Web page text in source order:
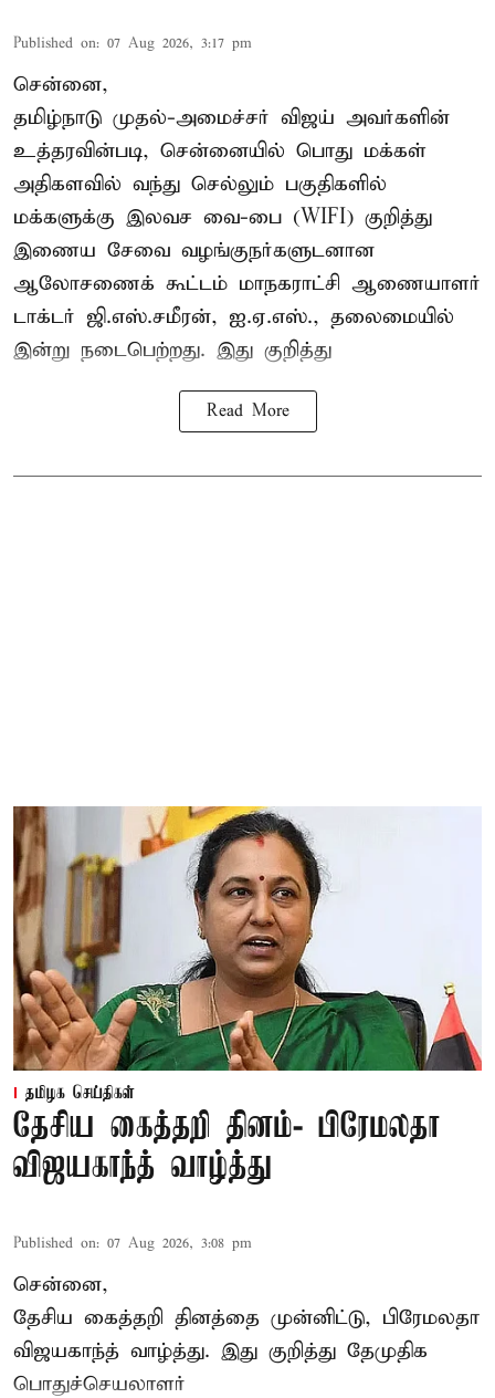
Published on: 07 Aug 2026, 3:17 pm
சென்னை,
தமிழ்நாடு முதல்-அமைச்சர் விஜய் அவர்களின்
உத்தரவின்படி, சென்னையில் பொது மக்கள்
அதிகளவில் வந்து செல்லும் பகுதிகளில்
மக்களுக்கு இலவச வை-பை (WIFI) குறித்து
இணைய சேவை வழங்குநர்களுடனான
ஆலோசணைக் கூட்டம் மாநகராட்சி ஆணையாளர்
டாக்டர் ஜி.எஸ்.சமீரன், ஐ.ஏ.எஸ்., தலைமையில்
இன்று நடைபெற்றது. இது குறித்து
Read More
தமிழக செய்திகள்
தேசிய கைத்தறி தினம்- பிரேமலதா
விஜயகாந்த் வாழ்த்து
Published on: 07 Aug 2026, 3:08 pm
சென்னை,
தேசிய கைத்தறி தினத்தை முன்னிட்டு, பிரேமலதா
விஜயகாந்த் வாழ்த்து. இது குறித்து தேமுதிக
பொதுச்செயலாளர்